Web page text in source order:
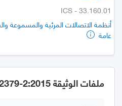
ICS - 33.160.01
أنظمة الاتصالات المرئية والمسموعة
عامة
ملفات الوثيقة GSO IEC 62379-2:2015